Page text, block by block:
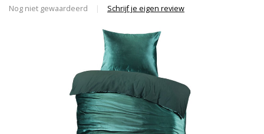
Nog niet gewaardeerd | Schrijf je eigen review